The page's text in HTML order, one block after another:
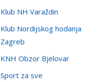
Klub NH Varaždin
Klub Nordijskog hodanja
Zagreb
KNH Obzor Bjelovar
Sport za sve